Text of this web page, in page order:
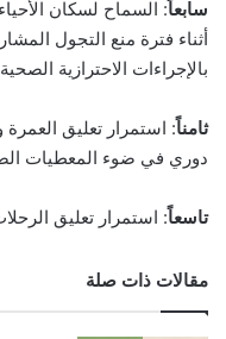
سابعاً: السماح لسكان
أثناء فترة منع التجول المشار
بالإجراءات الاحترازية
ثامناً: استمرار تعليق
دوري في ضوء المعطيات
تاسعاً: استمرار تعليق
مقالات ذات صلة